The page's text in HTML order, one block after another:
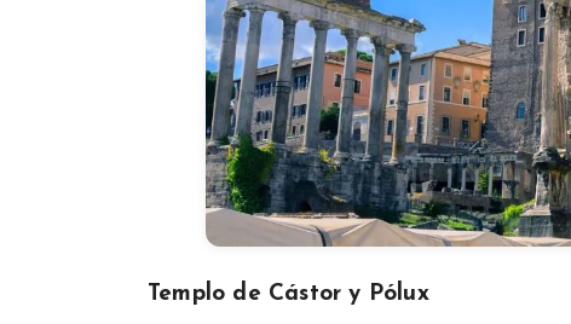
Templo de Cástor y Pólux